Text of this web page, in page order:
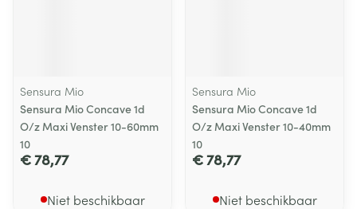
Sensura Mio
Sensura Mio Concave 1d
O/z Maxi Venster 10-60mm
10
€ 78,77
Niet beschikbaar
Sensura Mio
Sensura Mio Concave 1d
O/z Maxi Venster 10-40mm
10
€ 78,77
Niet beschikbaar